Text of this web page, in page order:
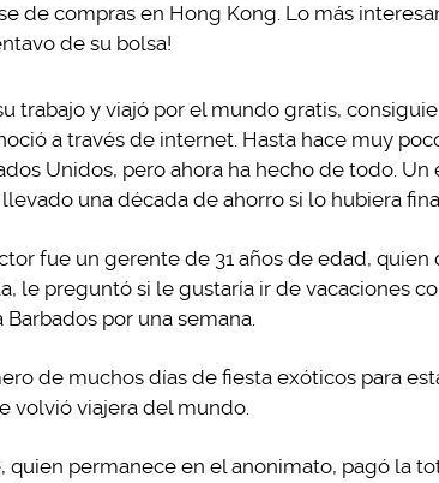
de compras en Hong Kong. Lo más
de su bolsa!
trabajo y viajó por el mundo gratis,
a través de internet. Hasta hace muy
Unidos, pero ahora ha hecho de todo.
una década de ahorro si lo hubiera
fue un gerente de 31 años de edad,
le preguntó si le gustaría ir de vacaciones
Barbados por una semana.
de muchos días de fiesta exóticos para
volvió viajera del mundo.
quien permanece en el anonimato, pagó la